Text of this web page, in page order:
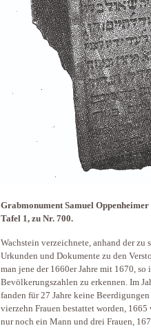
Grabmonument Samuel Oppenheimer
Tafel 1, zu Nr. 700.
Wachstein verzeichnete, anhand der zu
Urkunden und Dokumente zu den
man jene der 1660er Jahre mit 1670,
Bevölkerungszahlen zu erkennen. Im
fanden für 27 Jahre keine
vierzehn Frauen bestattet worden,
nur noch ein Mann und drei Frauen,